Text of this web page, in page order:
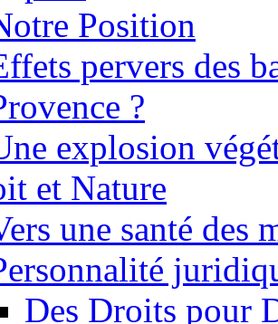
Position
pervers des
?
explosion
et Nature
une santé des
Des Droits pour